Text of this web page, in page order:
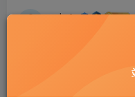
admin